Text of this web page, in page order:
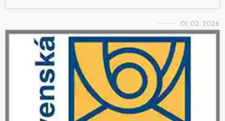
01. 02. 2026